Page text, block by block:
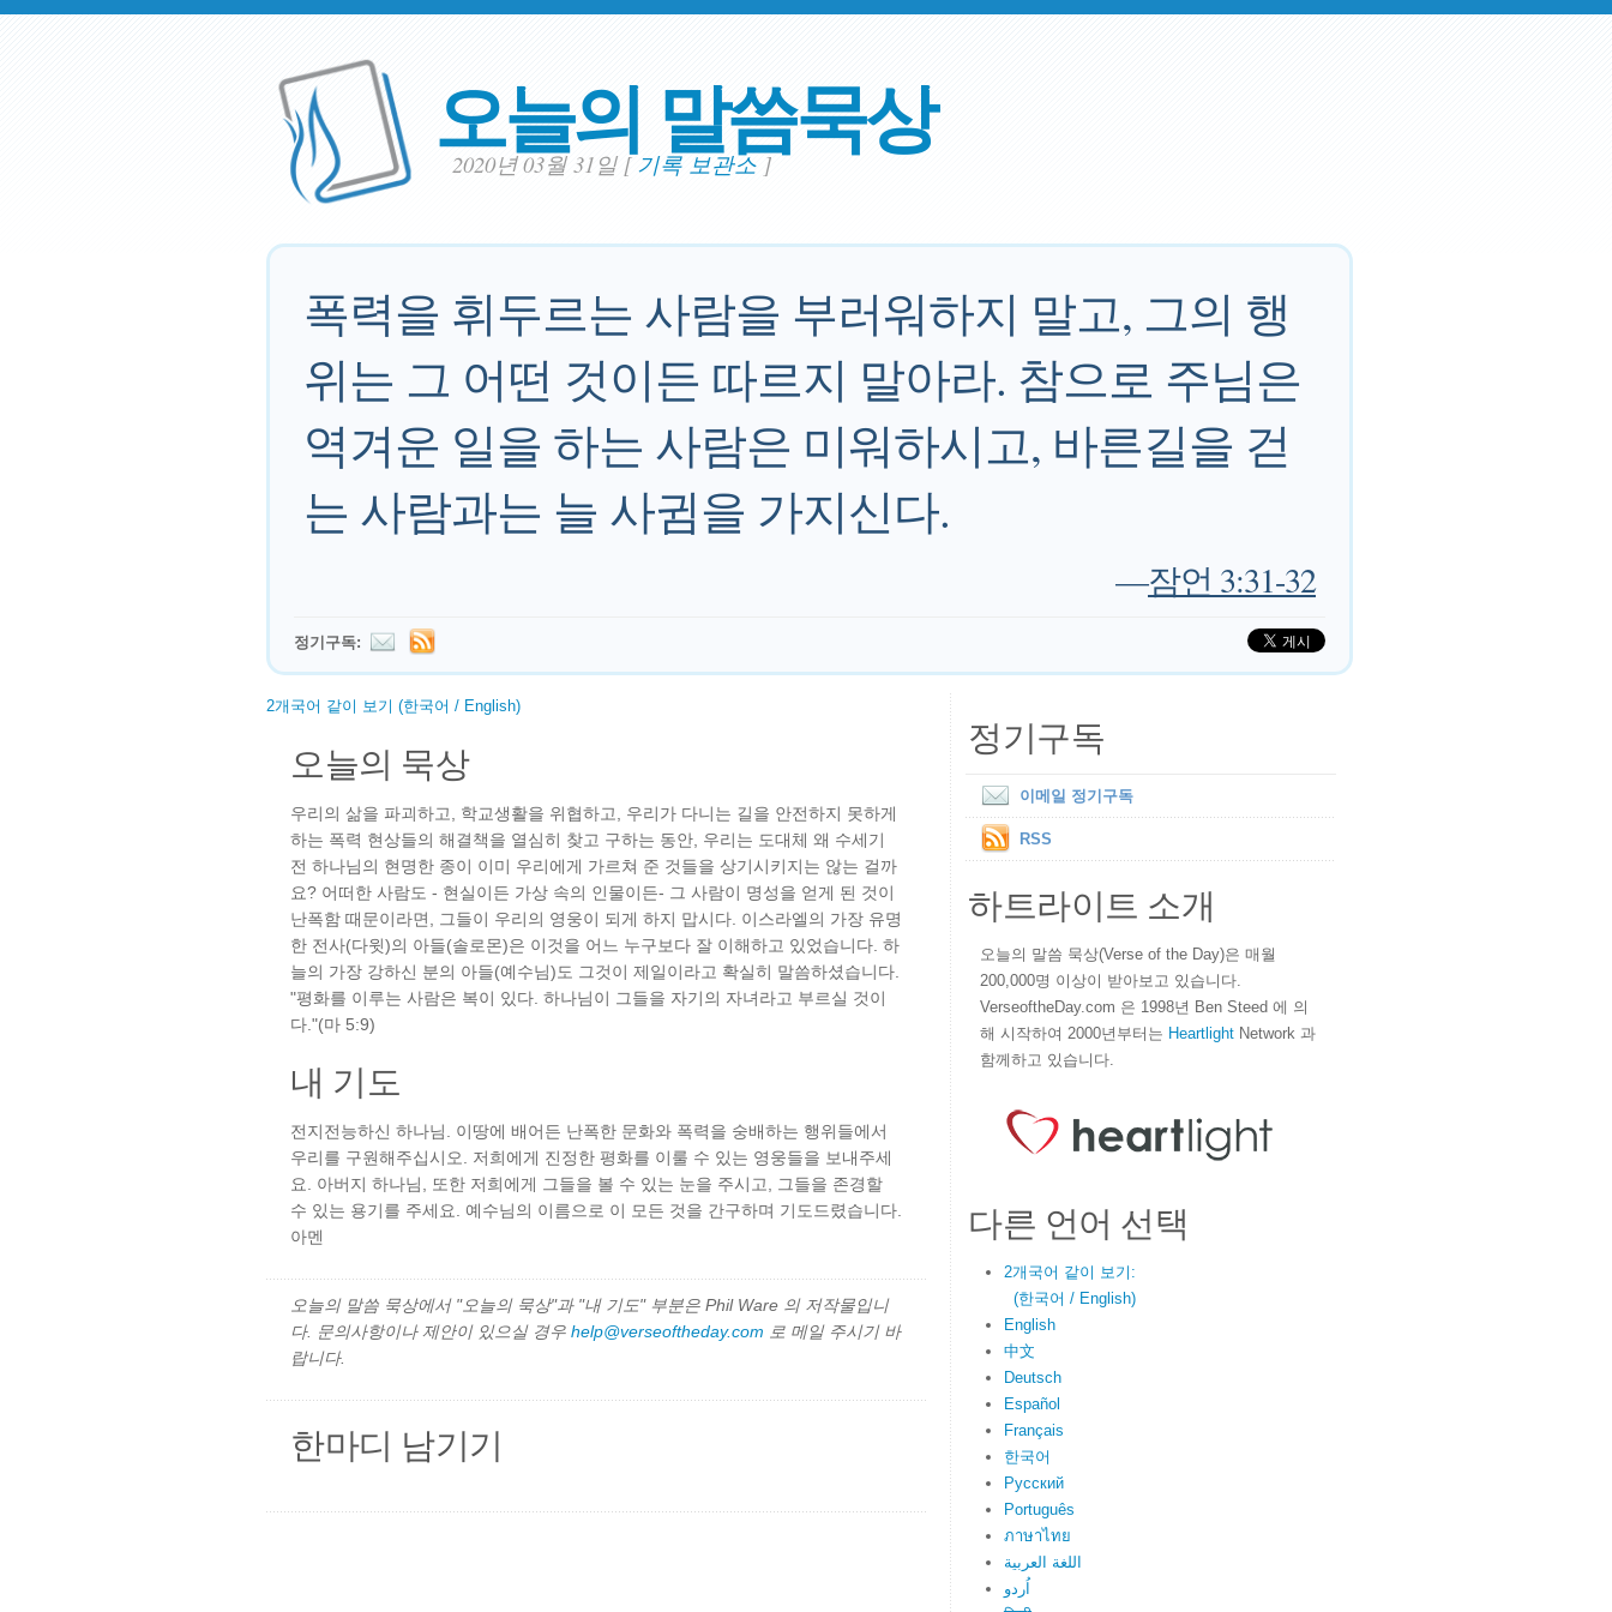
오늘의 말씀묵상
2020년 03월 31일 [기록 보관소]
폭력을 휘두르는 사람을 부러워하지 말고, 그의 행
위는 그 어떤 것이든 따르지 말아라. 참으로 주님은
역겨운 일을 하는 사람은 미워하시고, 바른길을 걷
는 사람과는 늘 사귐을 가지신다.
—잠언 3:31-32
정기구독:
2개국어 같이 보기 (한국어 / English)
오늘의 묵상
우리의 삶을 파괴하고, 학교생활을 위협하고, 우리가 다니는 길을 안전하지 못하게
하는 폭력 현상들의 해결책을 열심히 찾고 구하는 동안, 우리는 도대체 왜 수세기
전 하나님의 현명한 종이 이미 우리에게 가르쳐 준 것들을 상기시키지는 않는 걸까
요? 어떠한 사람도 - 현실이든 가상 속의 인물이든- 그 사람이 명성을 얻게 된 것이
난폭함 때문이라면, 그들이 우리의 영웅이 되게 하지 맙시다. 이스라엘의 가장 유명
한 전사(다윗)의 아들(솔로몬)은 이것을 어느 누구보다 잘 이해하고 있었습니다. 하
늘의 가장 강하신 분의 아들(예수님)도 그것이 제일이라고 확실히 말씀하셨습니다.
"평화를 이루는 사람은 복이 있다. 하나님이 그들을 자기의 자녀라고 부르실 것이
다."(마 5:9)
내 기도
전지전능하신 하나님. 이땅에 배어든 난폭한 문화와 폭력을 숭배하는 행위들에서
우리를 구원해주십시오. 저희에게 진정한 평화를 이룰 수 있는 영웅들을 보내주세
요. 아버지 하나님, 또한 저희에게 그들을 볼 수 있는 눈을 주시고, 그들을 존경할
수 있는 용기를 주세요. 예수님의 이름으로 이 모든 것을 간구하며 기도드렸습니다.
아멘
오늘의 말씀 묵상에서 "오늘의 묵상"과 "내 기도" 부분은 Phil Ware 의 저작물입니
다. 문의사항이나 제안이 있으실 경우 help@verseoftheday.com 로 메일 주시기 바
랍니다.
한마디 남기기
정기구독
이메일 정기구독
RSS
하트라이트 소개
오늘의 말씀 묵상(Verse of the Day)은 매월
200,000명 이상이 받아보고 있습니다.
VerseoftheDay.com 은 1998년 Ben Steed 에 의
해 시작하여 2000년부터는 Heartlight Network 과
함께하고 있습니다.
다른 언어 선택
2개국어 같이 보기:
(한국어 / English)
English
中文
Deutsch
Español
Français
한국어
Русский
Português
ภาษาไทย
اللغة العربية
اُردو